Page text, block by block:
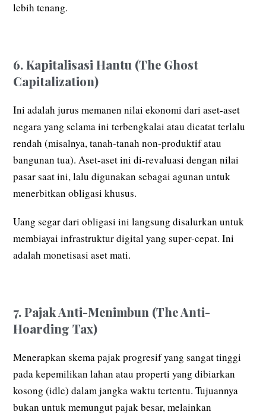
lebih tenang.
6. Kapitalisasi Hantu (The Ghost
Capitalization)
Ini adalah jurus memanen nilai ekonomi dari aset-aset
negara yang selama ini terbengkalai atau dicatat terlalu
rendah (misalnya, tanah-tanah non-produktif atau
bangunan tua). Aset-aset ini di-revaluasi dengan nilai
pasar saat ini, lalu digunakan sebagai agunan untuk
menerbitkan obligasi khusus.
Uang segar dari obligasi ini langsung disalurkan untuk
membiayai infrastruktur digital yang super-cepat. Ini
adalah monetisasi aset mati.
7. Pajak Anti-Menimbun (The Anti-
Hoarding Tax)
Menerapkan skema pajak progresif yang sangat tinggi
pada kepemilikan lahan atau properti yang dibiarkan
kosong (idle) dalam jangka waktu tertentu. Tujuannya
bukan untuk memungut pajak besar, melainkan